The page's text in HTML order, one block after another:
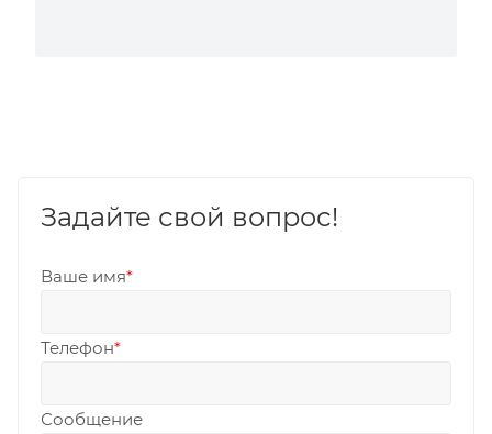
Задайте свой вопрос!
Ваше имя*
Телефон*
Сообщение